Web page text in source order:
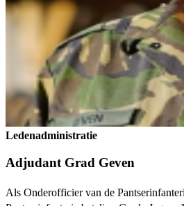
Ledenadministratie
Adjudant Grad Geven
Als Onderofficier van de